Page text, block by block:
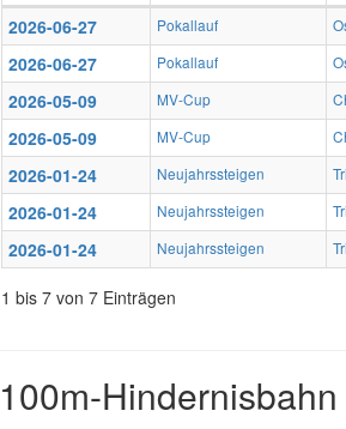
2026-06-27
Pokallauf
2026-06-27 Pokallauf
2026-05-09 MV-Cup
2026-05-09 MV-Cup
2026-01-24 Neujahrssteigen
2026-01-24 Neujahrssteigen
2026-01-24 Neujahrssteigen
1 bis 7 von 7 Einträgen
100m-